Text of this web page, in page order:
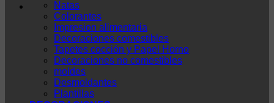
Natas
Colorantes
Impresion alimentaria
Decoraciones comestibles
Tapetes cocción y Papel Horno
Decoraciones no comestibles
moldes
Desmoldantes
Plantillas